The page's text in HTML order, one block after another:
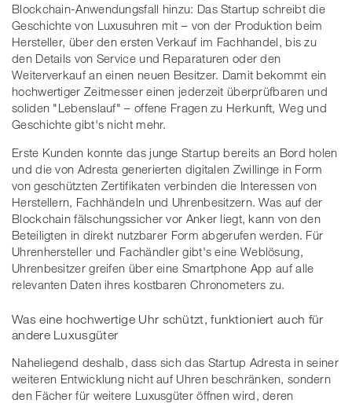
Blockchain-Anwendungsfall hinzu: Das Startup schreibt die
Geschichte von Luxusuhren mit – von der Produktion beim
Hersteller, über den ersten Verkauf im Fachhandel, bis zu
den Details von Service und Reparaturen oder den
Weiterverkauf an einen neuen Besitzer. Damit bekommt ein
hochwertiger Zeitmesser einen jederzeit überprüfbaren und
soliden "Lebenslauf" – offene Fragen zu Herkunft, Weg und
Geschichte gibt's nicht mehr.
Erste Kunden konnte das junge Startup bereits an Bord holen
und die von Adresta generierten digitalen Zwillinge in Form
von geschützten Zertifikaten verbinden die Interessen von
Herstellern, Fachhändeln und Uhrenbesitzern. Was auf der
Blockchain fälschungssicher vor Anker liegt, kann von den
Beteiligten in direkt nutzbarer Form abgerufen werden. Für
Uhrenhersteller und Fachändler gibt's eine Weblösung,
Uhrenbesitzer greifen über eine Smartphone App auf alle
relevanten Daten ihres kostbaren Chronometers zu.
Was eine hochwertige Uhr schützt, funktioniert auch für
andere Luxusgüter
Naheliegend deshalb, dass sich das Startup Adresta in seiner
weiteren Entwicklung nicht auf Uhren beschränken, sondern
den Fächer für weitere Luxusgüter öffnen wird, deren